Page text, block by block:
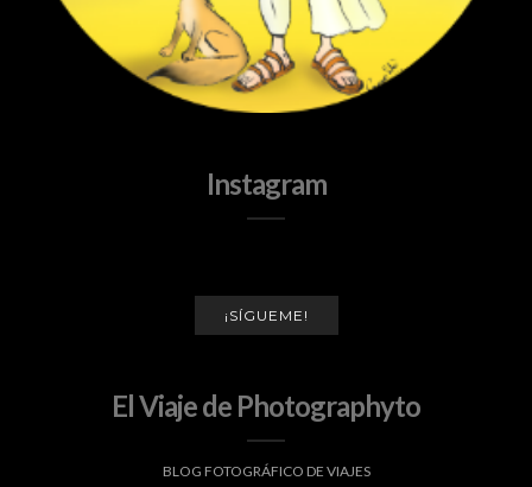
Instagram
¡SÍGUEME!
El Viaje de Photographyto
BLOG FOTOGRÁFICO DE VIAJES